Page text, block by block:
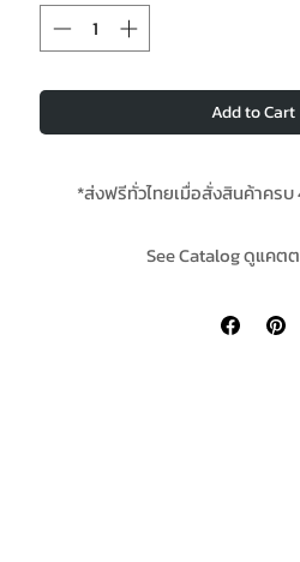
Add to Cart
*ส่งฟรีทั่วไทยเมื่อสั่งสินค้าครบ
See Catalog ดูแคต